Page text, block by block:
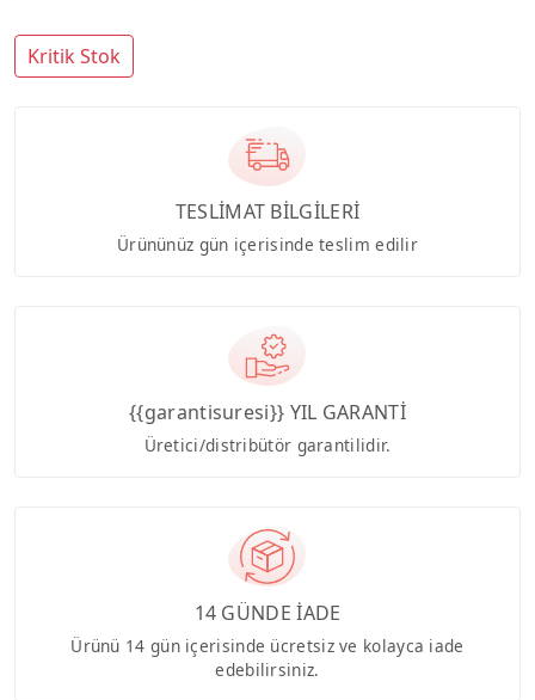
Kritik Stok
TESLİMAT BİLGİLERİ
Ürününüz gün içerisinde teslim edilir
{{garantisuresi}} YIL GARANTİ
Üretici/distribütör garantilidir.
14 GÜNDE İADE
Ürünü 14 gün içerisinde ücretsiz ve kolayca iade
edebilirsiniz.